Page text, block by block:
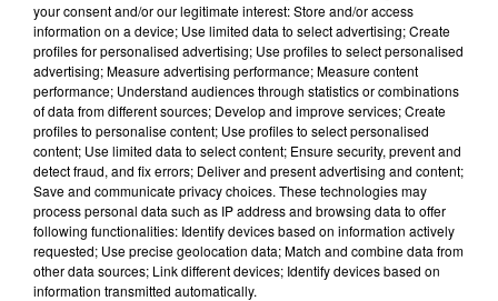
Nom*
Prénom*
your consent and/or our legitimate interest: Store and/or access
information on a device; Use limited data to select advertising; Create
profiles for personalised advertising; Use profiles to select personalised
advertising; Measure advertising performance; Measure content
performance; Understand audiences through statistics or combinations
of data from different sources; Develop and improve services; Create
profiles to personalise content; Use profiles to select personalised
content; Use limited data to select content; Ensure security, prevent and
detect fraud, and fix errors; Deliver and present advertising and content;
Save and communicate privacy choices. These technologies may
process personal data such as IP address and browsing data to offer
following functionalities: Identify devices based on information actively
requested; Use precise geolocation data; Match and combine data from
other data sources; Link different devices; Identify devices based on
information transmitted automatically.